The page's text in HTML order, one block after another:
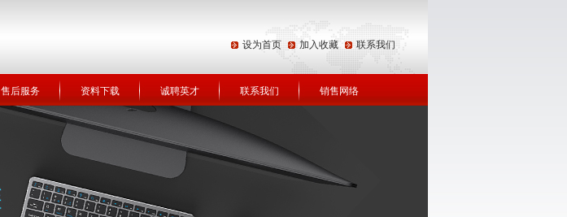
设为首页 加入收藏 联系我们
售后服务 资料下载 诚聘英才 联系我们 销售网络